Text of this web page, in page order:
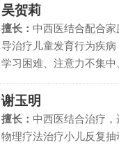
吴贺莉
擅长： 中西医结合配合
导治疗儿童发育行为疾病
学习困难、注意力不集中
症、语言发育迟缓、智
缓、遗尿症等疾病上疗效
谢玉明
擅长： 中西医结合治疗，
物理疗法治疗小儿反复